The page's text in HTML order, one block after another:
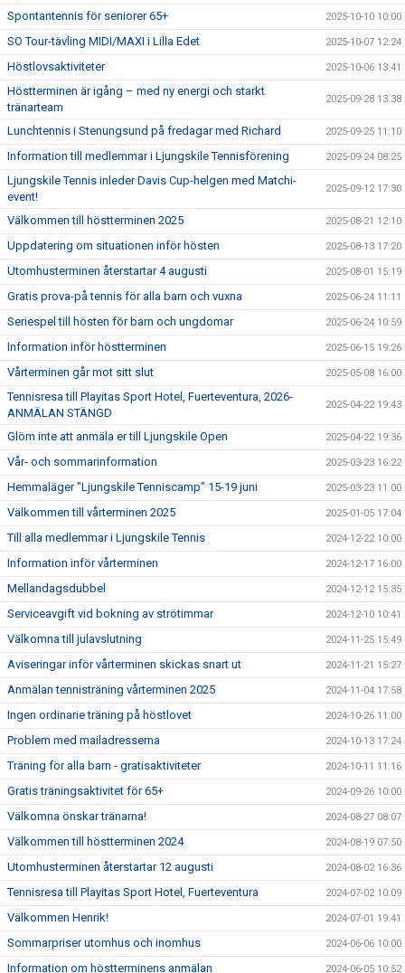
Spontantennis för seniorer 65+ 2025-10-10 10:00
SO Tour-tävling MIDI/MAXI i Lilla Edet 2025-10-07 12:24
Höstlovsaktiviteter 2025-10-06 13:41
Höstterminen är igång – med ny energi och starkt
tränarteam
2025-09-28 13:38
Lunchtennis i Stenungsund på fredagar med Richard 2025-09-25 11:10
Information till medlemmar i Ljungskile Tennisförening 2025-09-24 08:25
Ljungskile Tennis inleder Davis Cup-helgen med Matchi-
event!
2025-09-12 17:30
Välkommen till höstterminen 2025 2025-08-21 12:10
Uppdatering om situationen inför hösten 2025-08-13 17:20
Utomhusterminen återstartar 4 augusti 2025-08-01 15:19
Gratis prova-på tennis för alla barn och vuxna 2025-06-24 11:11
Seriespel till hösten för barn och ungdomar 2025-06-24 10:59
Information inför höstterminen 2025-06-15 19:26
Vårterminen går mot sitt slut 2025-05-08 16:00
Tennisresa till Playitas Sport Hotel, Fuerteventura, 2026-
ANMÄLAN STÄNGD
2025-04-22 19:43
Glöm inte att anmäla er till Ljungskile Open 2025-04-22 19:36
Vår- och sommarinformation 2025-03-23 16:22
Hemmaläger "Ljungskile Tenniscamp" 15-19 juni 2025-03-23 11:00
Välkommen till vårterminen 2025 2025-01-05 17:04
Till alla medlemmar i Ljungskile Tennis 2024-12-22 10:00
Information inför vårterminen 2024-12-17 16:00
Mellandagsdubbel 2024-12-12 15:35
Serviceavgift vid bokning av strötimmar 2024-12-10 10:41
Välkomna till julavslutning 2024-11-25 15:49
Aviseringar inför vårterminen skickas snart ut 2024-11-21 15:27
Anmälan tennisträning vårterminen 2025 2024-11-04 17:58
Ingen ordinarie träning på höstlovet 2024-10-26 11:00
Problem med mailadresserna 2024-10-13 17:24
Träning för alla barn - gratisaktiviteter 2024-10-11 11:16
Gratis träningsaktivitet för 65+ 2024-09-26 10:00
Välkomna önskar tränarna! 2024-08-27 08:07
Välkommen till höstterminen 2024 2024-08-19 07:50
Utomhusterminen återstartar 12 augusti 2024-08-02 16:36
Tennisresa till Playitas Sport Hotel, Fuerteventura 2024-07-02 10:09
Välkommen Henrik! 2024-07-01 19:41
Sommarpriser utomhus och inomhus 2024-06-06 10:00
Information om höstterminens anmälan 2024-06-05 10:52